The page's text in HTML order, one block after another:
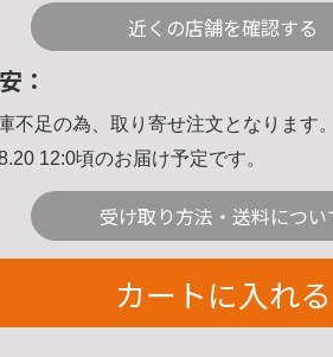
近くの店舗を確認する
：
不足の為、取り寄せ注文となります。
12:0頃のお届け予定です。
受け取り方法・送料につい
カートに入れる